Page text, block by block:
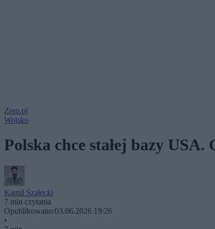
Zero.pl
Wojsko
Polska chce stałej bazy
Kamil Szałecki
7 min czytania
Opublikowano:03.06.2026 19:26
•